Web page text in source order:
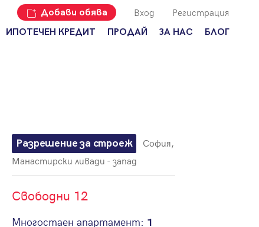
Добави обява Вход Регистрация
ИПОТЕЧЕН КРЕДИТ ПРОДАЙ ЗА НАС
Address Run
БЛОГ
Разрешение за строеж
София,
Манастирски ливади - запад
Свободни 12
Многостаен апартамент: 1